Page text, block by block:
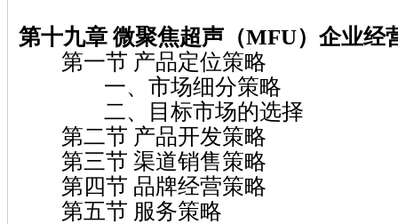
第十九章 微聚焦超声（MFU） 企业经
第一节 产品定位策略
一、市场细分策略
二、目标市场的选择
第二节 产品开发策略
第三节 渠道销售策略
第四节 品牌经营策略
第五节 服务策略